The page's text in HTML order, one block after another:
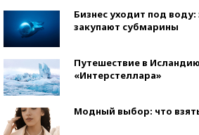
Бизнес уходит под
закупают субмарины
Путешествие в
«Интерстеллара»
Модный выбор: что